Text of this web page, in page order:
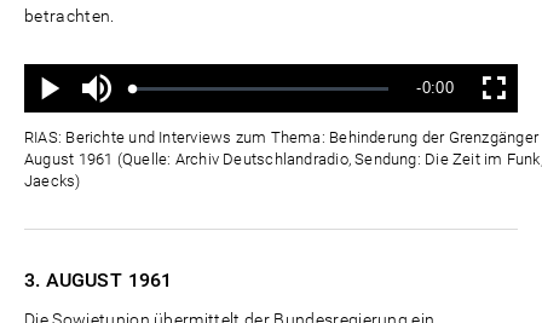
betrachten.
Wiedergabe
Ton
aus
Geladen:
Status:
Verbleibende
Zeit
-0:00 Vollbild
RIAS: Berichte und Interviews zum Thema: Behinderung der
August 1961 (Quelle: Archiv Deutschlandradio, Sendung: Die Zeit im
Jaecks)
3. AUGUST 1961